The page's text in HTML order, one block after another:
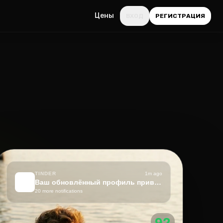
Цены РЕГИСТРАЦИЯ
TINDER 1m ago
Ваш обновлённый профиль привлекает внимание!
20 more notifications